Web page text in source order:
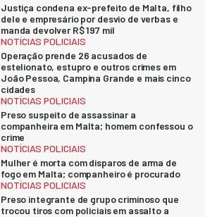
Justiça condena ex-prefeito de Malta, filho
dele e empresário por desvio de verbas e
manda devolver R$ 197 mil
NOTÍCIAS POLICIAIS
Operação prende 26 acusados de
estelionato, estupro e outros crimes em
João Pessoa, Campina Grande e mais cinco
cidades
NOTÍCIAS POLICIAIS
Preso suspeito de assassinar a
companheira em Malta; homem confessou o
crime
NOTÍCIAS POLICIAIS
Mulher é morta com disparos de arma de
fogo em Malta; companheiro é procurado
NOTÍCIAS POLICIAIS
Preso integrante de grupo criminoso que
trocou tiros com policiais em assalto a